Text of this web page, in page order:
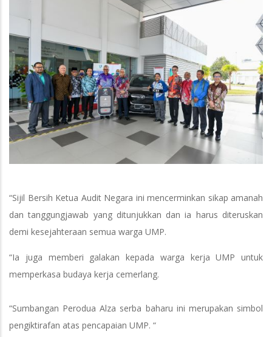
“Sijil Bersih Ketua Audit Negara ini mencerminkan sikap amanah
dan tanggungjawab yang ditunjukkan dan ia harus diteruskan
demi kesejahteraan semua warga UMP.
“Ia juga memberi galakan kepada warga kerja UMP untuk
memperkasa budaya kerja cemerlang.
“Sumbangan Perodua Alza serba baharu ini merupakan simbol
pengiktirafan atas pencapaian UMP. “